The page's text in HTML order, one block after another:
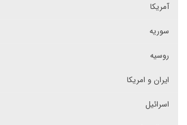
آمریکا
سوریه
روسیه
ایران و امریکا
اسرائیل